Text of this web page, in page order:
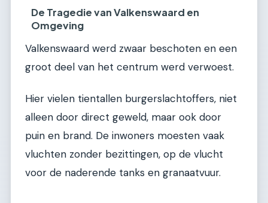
De Tragedie van Valkenswaard en
Omgeving
Valkenswaard werd zwaar beschoten en een
groot deel van het centrum werd verwoest.
Hier vielen tientallen burgerslachtoffers, niet
alleen door direct geweld, maar ook door
puin en brand. De inwoners moesten vaak
vluchten zonder bezittingen, op de vlucht
voor de naderende tanks en granaatvuur.